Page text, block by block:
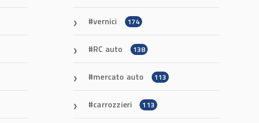
vernici 174
RC auto 138
mercato auto 113
carrozzieri 113